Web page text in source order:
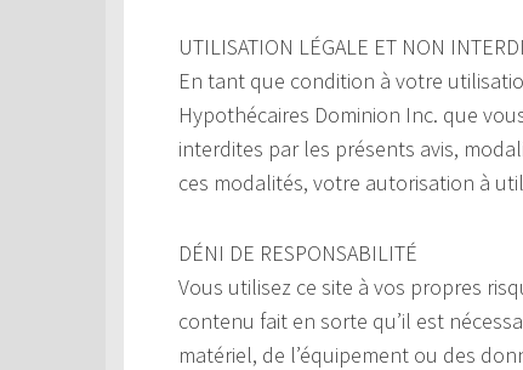
UTILISATION LÉGALE ET NON
En tant que condition à votre
Hypothécaires Dominion Inc. que
interdites par les présents avis,
ces modalités, votre autorisation à
DÉNI DE RESPONSABILITÉ
Vous utilisez ce site à vos propres
contenu fait en sorte qu’il est
matériel, de l’équipement ou des